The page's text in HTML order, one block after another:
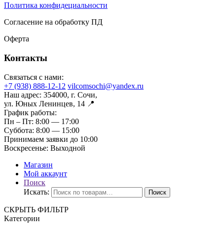
Политика конфидециальности
Согласение на обработку ПД
Оферта
Контакты
Связаться с нами:
+7 (938) 888-12-12 vilcomsochi@yandex.ru
Наш адрес: 354000, г. Сочи,
ул. Юных Ленинцев, 14 📍
График работы:
Пн – Пт: 8:00 — 17:00
Суббота: 8:00 — 15:00
Принимаем заявки до 10:00
Воскресенье: Выходной
Магазин
Мой аккаунт
Поиск
Искать:
Поиск
СКРЫТЬ ФИЛЬТР
Категории